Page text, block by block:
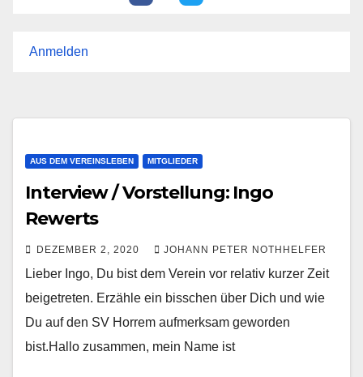
AUS DEM VEREINSLEBEN MITGLIEDER
Interview / Vorstellung: Ingo
Rewerts
DEZEMBER 2, 2020 JOHANN PETER NOTHHELFER
Lieber Ingo, Du bist dem Verein vor relativ kurzer Zeit
beigetreten. Erzähle ein bisschen über Dich und wie
Du auf den SV Horrem aufmerksam geworden
bist.Hallo zusammen, mein Name ist
Anmelden